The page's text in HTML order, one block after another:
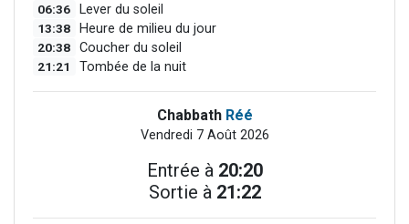
06:36 Lever du soleil
13:38 Heure de milieu du jour
20:38 Coucher du soleil
21:21 Tombée de la nuit
Chabbath Réé
Vendredi 7 Août 2026
Entrée à 20:20
Sortie à 21:22